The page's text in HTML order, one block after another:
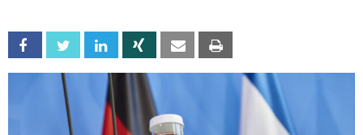
Facebook Twitter Linkedin Xing Email